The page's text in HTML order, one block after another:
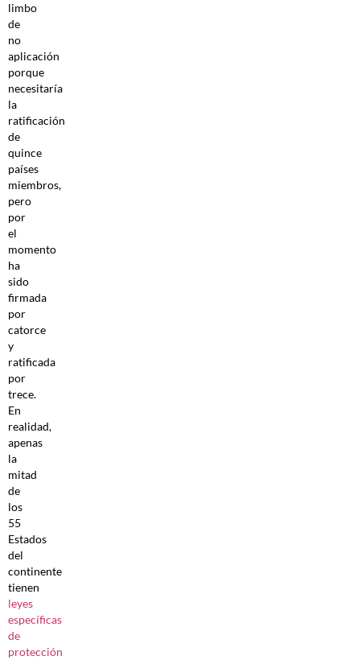
limbo
de
no
aplicación
porque
necesitaría
la
ratificación
de
quince
países
miembros,
pero
por
el
momento
ha
sido
firmada
por
catorce
y
ratificada
por
trece.
En
realidad,
apenas
la
mitad
de
los
55
Estados
del
continente
tienen
leyes
específicas
de
protección